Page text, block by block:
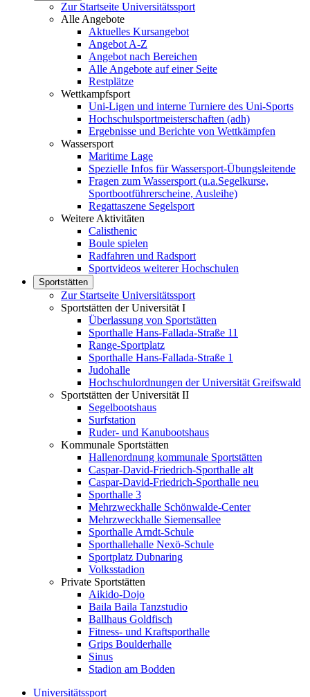
Zur Startseite Universitätssport
Alle Angebote
Aktuelles Kursangebot
Angebot A-Z
Angebot nach Bereichen
Alle Angebote auf einer Seite
Restplätze
Wettkampfsport
Uni-Ligen und interne Turniere des Uni-Sports
Hochschulsportmeisterschaften (adh)
Ergebnisse und Berichte von Wettkämpfen
Wassersport
Maritime Lage
Spezielle Infos für Wassersport-Übungsleitende
Fragen zum Wassersport (u.a.Segelkurse,
Sportbootführerscheine, Ausleihe)
Regattaszene Segelsport
Weitere Aktivitäten
Calisthenic
Boule spielen
Radfahren und Radsport
Sportvideos weiterer Hochschulen
Sportstätten
Zur Startseite Universitätssport
Sportstätten der Universität I
Überlassung von Sportstätten
Sporthalle Hans-Fallada-Straße 11
Range-Sportplatz
Sporthalle Hans-Fallada-Straße 1
Judohalle
Hochschulordnungen der Universität Greifswald
Sportstätten der Universität II
Segelbootshaus
Surfstation
Ruder- und Kanubootshaus
Kommunale Sportstätten
Hallenordnung kommunale Sportstätten
Caspar-David-Friedrich-Sporthalle alt
Caspar-David-Friedrich-Sporthalle neu
Sporthalle 3
Mehrzweckhalle Schönwalde-Center
Mehrzweckhalle Siemensallee
Sporthalle Arndt-Schule
Sporthallehalle Nexö-Schule
Sportplatz Dubnaring
Volksstadion
Private Sportstätten
Aikido-Dojo
Baila Baila Tanzstudio
Ballhaus Goldfisch
Fitness- und Kraftsporthalle
Grips Boulderhalle
Sinus
Stadion am Bodden
Universitätssport